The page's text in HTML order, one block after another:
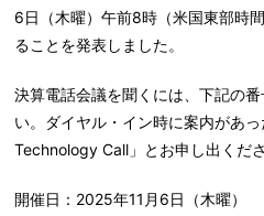
6日（木曜）午前8時（米国東部時
ることを発表しました。
決算電話会議を聞くには、下記の
い。ダイヤル・イン時に案内があ
Technology Call」とお申し出くださ
開催日：2025年11月6日（木曜）